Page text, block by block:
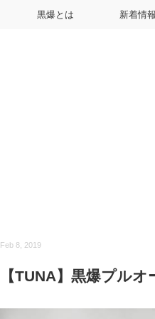
黒爆とは 新着情報
Feb 8, 2019
【TUNA】黒爆プル